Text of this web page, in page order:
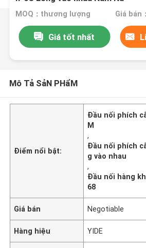
MOQ：thương lượng Giá bán
Giá tốt nhất
Mô Tả SảN PHẩM
Điểm nổi bật:
Đầu nối phích
M
,
Đầu nối phích
g vào nhau
,
Đầu nối hàng
68
Giá bán Negotiable
Hàng hiệu YIDE